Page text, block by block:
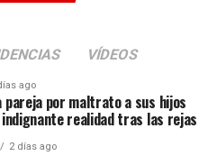
VÍDEOS
ago
pareja por maltrato a sus hijos
realidad tras las rejas
2 días ago